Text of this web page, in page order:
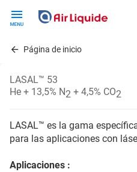
contentPágina de inicio
LASAL™ 53
He + 13,5% N2 + 4,5% CO2
LASAL™ es la gama
para las aplicaciones con
Aplicaciones :